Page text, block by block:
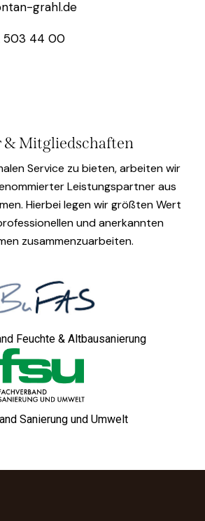
grahl.de
503 44 00
& Mitgliedschaften
Service zu bieten, arbeiten wir
Leistungspartner aus
Hierbei legen wir größten Wert
und anerkannten
zusammenzuarbeiten.
Feuchte & Altbausanierung
Sanierung und Umwelt